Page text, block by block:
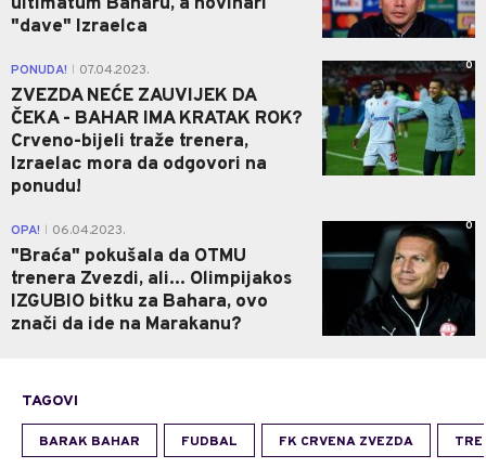
"dave" Izraelca
PONUDA! 07.04.2023.
ZVEZDA NEĆE ZAUVIJEK DA
ČEKA - BAHAR IMA KRATAK ROK?
Crveno-bijeli traže trenera,
Izraelac mora da odgovori na
ponudu!
0
OPA! 06.04.2023.
"Braća" pokušala da OTMU
trenera Zvezdi, ali... Olimpijakos
IZGUBIO bitku za Bahara, ovo
znači da ide na Marakanu?
0
TAGOVI
BARAK BAHAR FUDBAL FK CRVENA ZVEZDA